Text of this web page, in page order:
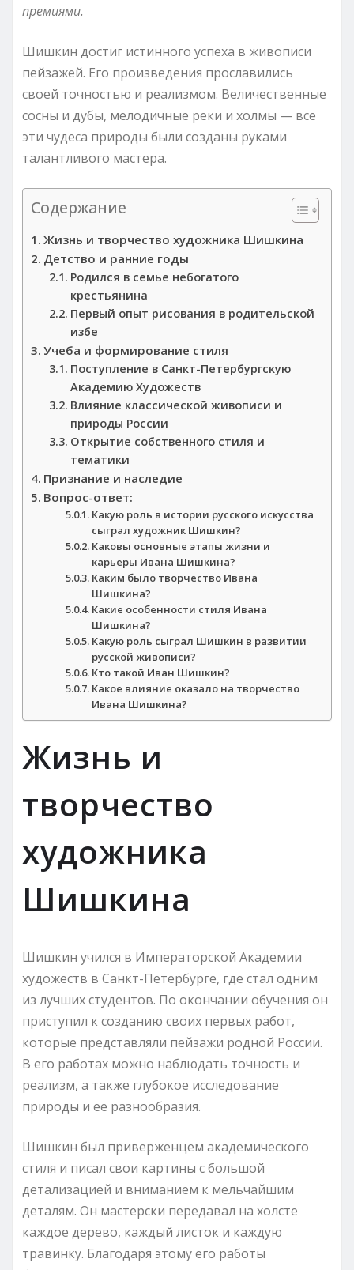
премиями.
Шишкин достиг истинного успеха в живописи
пейзажей. Его произведения прославились
своей точностью и реализмом. Величественные
сосны и дубы, мелодичные реки и холмы — все
эти чудеса природы были созданы руками
талантливого мастера.
Содержание
Жизнь и творчество художника Шишкина
Детство и ранние годы
Родился в семье небогатого
крестьянина
Первый опыт рисования в родительской
избе
Учеба и формирование стиля
Поступление в Санкт-Петербургскую
Академию Художеств
Влияние классической живописи и
природы России
Открытие собственного стиля и
тематики
Признание и наследие
Вопрос-ответ:
Какую роль в истории русского искусства
сыграл художник Шишкин?
Каковы основные этапы жизни и
карьеры Ивана Шишкина?
Каким было творчество Ивана
Шишкина?
Какие особенности стиля Ивана
Шишкина?
Какую роль сыграл Шишкин в развитии
русской живописи?
Кто такой Иван Шишкин?
Какое влияние оказало на творчество
Ивана Шишкина?
Жизнь и
творчество
художника
Шишкина
Шишкин учился в Императорской Академии
художеств в Санкт-Петербурге, где стал одним
из лучших студентов. По окончании обучения он
приступил к созданию своих первых работ,
которые представляли пейзажи родной России.
В его работах можно наблюдать точность и
реализм, а также глубокое исследование
природы и ее разнообразия.
Шишкин был приверженцем академического
стиля и писал свои картины с большой
детализацией и вниманием к мельчайшим
деталям. Он мастерски передавал на холсте
каждое дерево, каждый листок и каждую
травинку. Благодаря этому его работы